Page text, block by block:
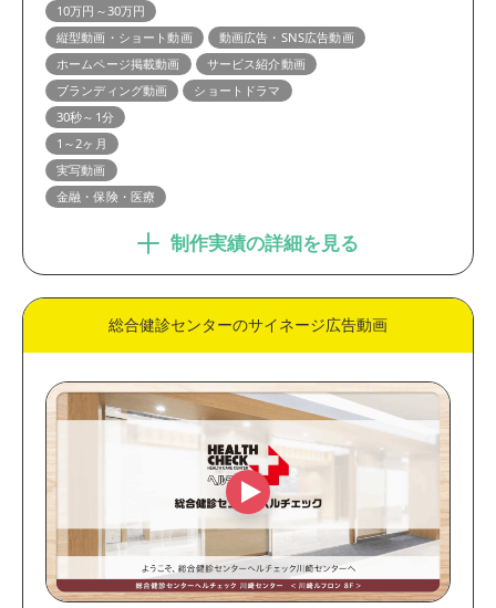
10万円～30万円
縦型動画・ショート動画
動画広告・SNS広告動画
ホームページ掲載動画
サービス紹介動画
ブランディング動画
ショートドラマ
30秒～1分
1～2ヶ月
実写動画
金融・保険・医療
制作実績の詳細を見る
総合健診センターのサイネージ広告動画